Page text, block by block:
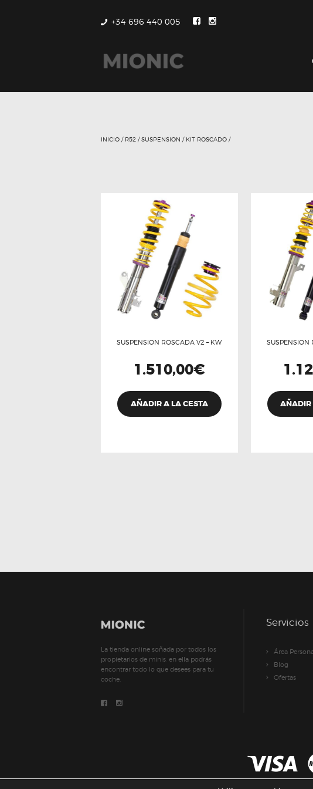
+34 696 440 005
INICIO / R52 /SUSPENSION / KIT ROSCADO /
SUSPENSION ROSCADA V2 – KW
1.510,00€
AÑADIR A LA CESTA
SUSPENSION
AÑADIR
La tienda online soñada por todos los
propietarios de minis, en ella podrás
encontrar todo lo que desees para tu
coche.
Servicios
Área
Blog
Ofertas